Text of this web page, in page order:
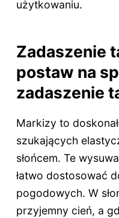
użytkowaniu.
Zadaszenie
postaw na
zadaszenie
Markizy to
szukających
słońcem. Te
łatwo dostosować
pogodowych. W
przyjemny cień, a